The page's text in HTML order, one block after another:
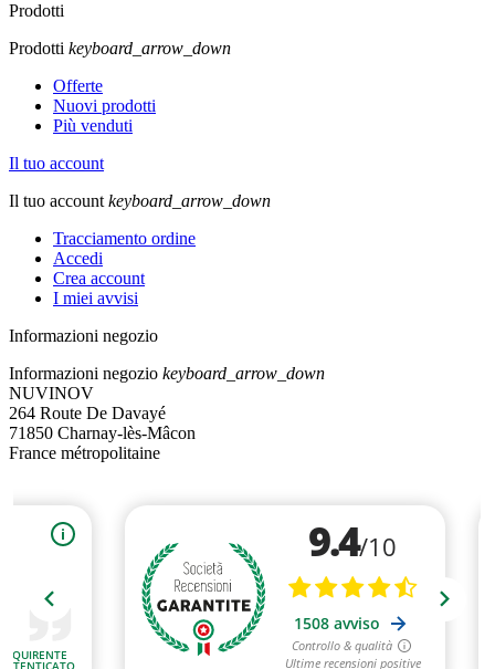
Prodotti
Prodotti keyboard_arrow_down
Offerte
Nuovi prodotti
Più venduti
Il tuo account
Il tuo account keyboard_arrow_down
Tracciamento ordine
Accedi
Crea account
I miei avvisi
Informazioni negozio
Informazioni negozio keyboard_arrow_down
NUVINOV
264 Route De Davayé
71850 Charnay-lès-Mâcon
France métropolitaine